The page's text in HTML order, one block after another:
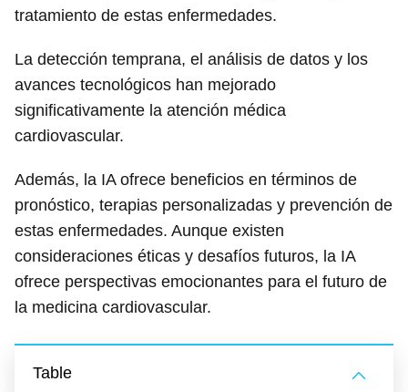
tratamiento de estas enfermedades.
La detección temprana, el análisis de datos y los
avances tecnológicos han mejorado
significativamente la atención médica
cardiovascular.
Además, la IA ofrece beneficios en términos de
pronóstico, terapias personalizadas y prevención de
estas enfermedades. Aunque existen
consideraciones éticas y desafíos futuros, la IA
ofrece perspectivas emocionantes para el futuro de
la medicina cardiovascular.
Table